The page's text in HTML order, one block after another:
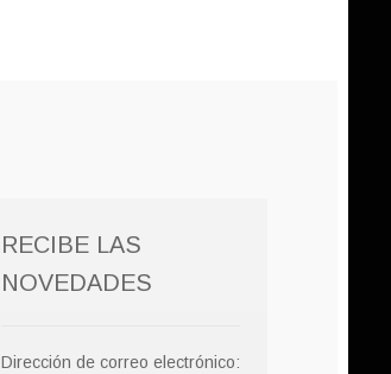
RECIBE LAS
NOVEDADES
Dirección de correo electrónico: